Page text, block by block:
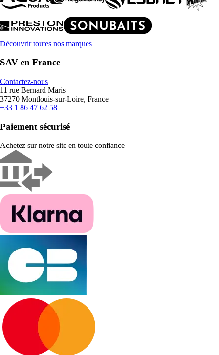
Découvrir toutes nos marques
SAV en France
Contactez-nous
11 rue Bernard Maris
37270 Montlouis-sur-Loire, France
+33 1 86 47 62 58
Paiement sécurisé
Achetez sur notre site en toute confiance